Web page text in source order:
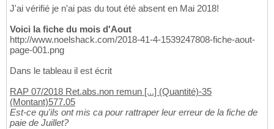
J'ai vérifié je n'ai pas du tout été absent en Mai 2018!
Voici la fiche du mois d'Aout
http://www.noelshack.com/2018-41-4-1539247808-fiche-aout-
page-001.png
Dans le tableau il est écrit
RAP 07/2018 Ret.abs.non remun [...] (Quantité)-35
(Montant)577.05
Est-ce qu'ils ont mis ca pour rattraper leur erreur de la fiche de
paie de Juillet?